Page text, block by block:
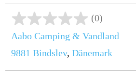
(0)
Aabo Camping & Vandland
9881 Bindslev, Dänemark